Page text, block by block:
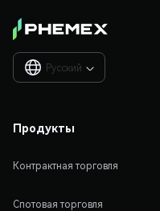
Русский 
Продукты
Контрактная торговля
Спотовая торговля